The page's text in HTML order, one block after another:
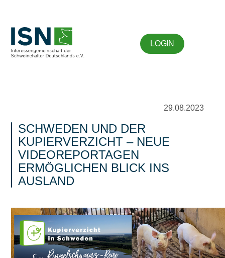
LOGIN
29.08.2023
SCHWEDEN UND DER
KUPIERVERZICHT – NEUE
VIDEOREPORTAGEN
ERMÖGLICHEN BLICK INS
AUSLAND